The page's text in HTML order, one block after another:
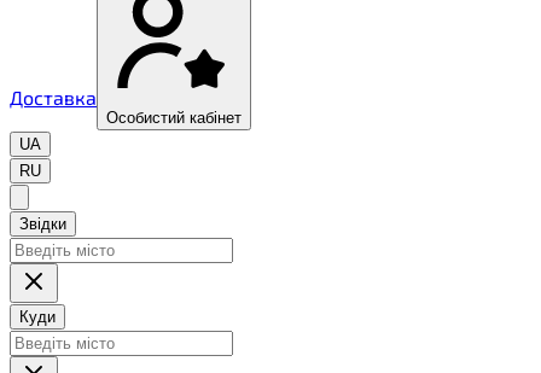
Доставка
Особистий кабінет
UA
RU
Звідки
Куди